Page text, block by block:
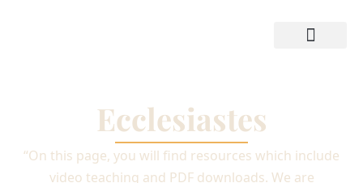
Ecclesiastes
“On this page, you will find resources which include
video teaching and PDF downloads. We are